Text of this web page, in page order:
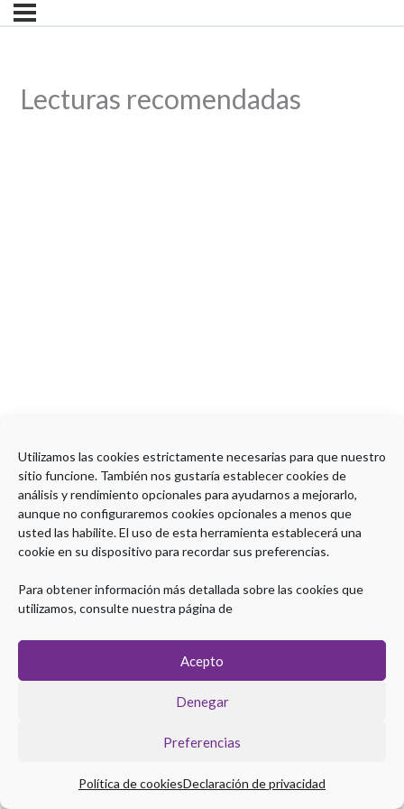
Utilizamos las cookies estrictamente necesarias para que nuestro
sitio funcione. También nos gustaría establecer cookies de
análisis y rendimiento opcionales para ayudarnos a mejorarlo,
aunque no configuraremos cookies opcionales a menos que
usted las habilite. El uso de esta herramienta establecerá una
cookie en su dispositivo para recordar sus preferencias.
Para obtener información más detallada sobre las cookies que
utilizamos, consulte nuestra página de
Acepto
Denegar
Preferencias
Política de cookiesDeclaración de privacidad
Lecturas recomendadas